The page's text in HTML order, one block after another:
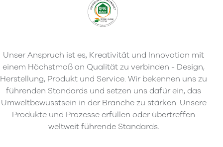
Unser Anspruch ist es, Kreativität und Innovation mit
einem Höchstmaß an Qualität zu verbinden - Design,
Herstellung, Produkt und Service. Wir bekennen uns zu
führenden Standards und setzen uns dafür ein, das
Umweltbewusstsein in der Branche zu stärken. Unsere
Produkte und Prozesse erfüllen oder übertreffen
weltweit führende Standards.